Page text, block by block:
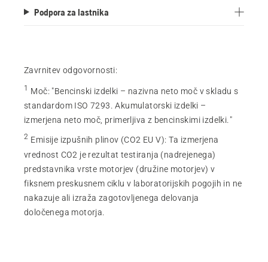
Podpora za lastnika
Zavrnitev odgovornosti:
1 Moč: "Bencinski izdelki – nazivna neto moč v skladu s
standardom ISO 7293. Akumulatorski izdelki –
izmerjena neto moč, primerljiva z bencinskimi izdelki."
2 Emisije izpušnih plinov (CO2 EU V): Ta izmerjena
vrednost CO2 je rezultat testiranja (nadrejenega)
predstavnika vrste motorjev (družine motorjev) v
fiksnem preskusnem ciklu v laboratorijskih pogojih in ne
nakazuje ali izraža zagotovljenega delovanja
določenega motorja.